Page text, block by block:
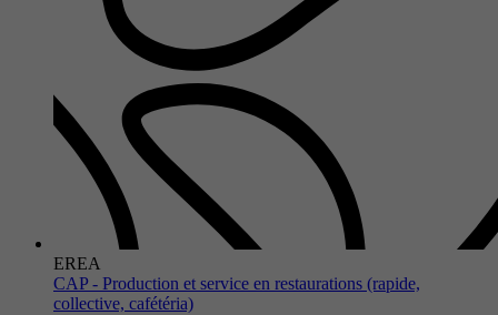
EREA
CAP - Production et service en restaurations (rapide,
collective, cafétéria)